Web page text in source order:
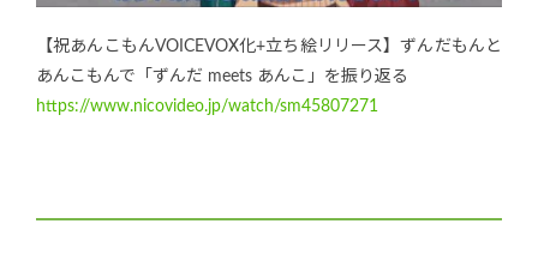
【祝あんこもんVOICEVOX化+立ち絵リリース】ずんだもんと
あんこもんで「ずんだ meets あんこ」を振り返る
https://www.nicovideo.jp/watch/sm45807271